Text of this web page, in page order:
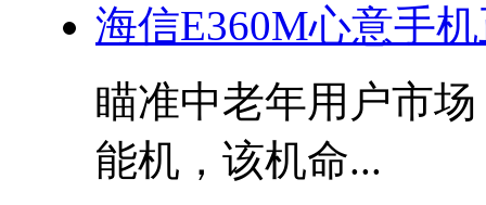
海信E360M心意手
瞄准中老年用户市
能机，该机命...